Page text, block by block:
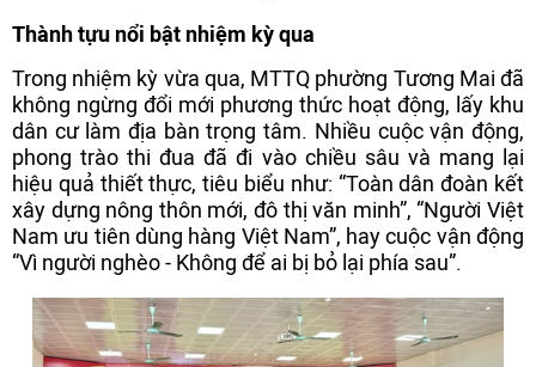
Thành tựu nổi bật nhiệm kỳ qua
Trong nhiệm kỳ vừa qua, MTTQ phường Tương Mai đã
không ngừng đổi mới phương thức hoạt động, lấy khu
dân cư làm địa bàn trọng tâm. Nhiều cuộc vận động,
phong trào thi đua đã đi vào chiều sâu và mang lại
hiệu quả thiết thực, tiêu biểu như: “Toàn dân đoàn kết
xây dựng nông thôn mới, đô thị văn minh”, “Người Việt
Nam ưu tiên dùng hàng Việt Nam”, hay cuộc vận động
“Vì người nghèo - Không để ai bị bỏ lại phía sau”.